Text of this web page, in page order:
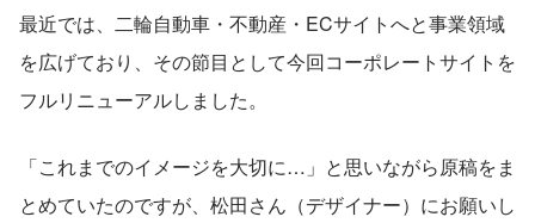
最近では、二輪自動車・不動産・ECサイトへと事業領域
を広げており、その節目として今回コーポレートサイトを
フルリニューアルしました。
「これまでのイメージを大切に…」と思いながら原稿をま
とめていたのですが、松田さん（デザイナー）にお願いし